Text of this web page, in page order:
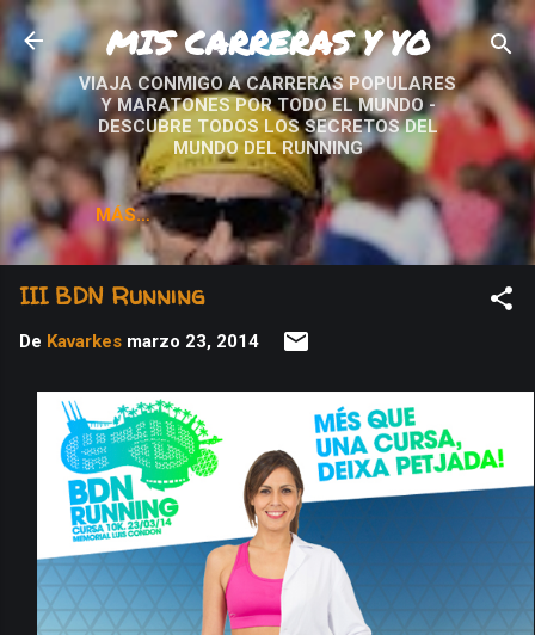
Ir al contenido principal
MIS CARRERAS Y YO
VIAJA CONMIGO A CARRERAS POPULARES
Y MARATONES POR TODO EL MUNDO -
DESCUBRE TODOS LOS SECRETOS DEL
MUNDO DEL RUNNING
MÁS…
III BDN Running
De Kavarkes marzo 23, 2014